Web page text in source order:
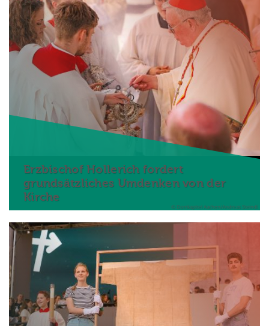
Erzbischof Hollerich fordert
grundsätzliches Umdenken von der
Kirche
© Domkapitel Aachen/Andreas Steindl